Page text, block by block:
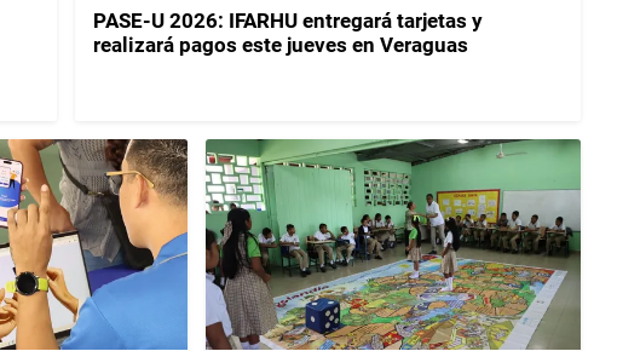
PASE-U 2026: IFARHU entregará tarjetas y
realizará pagos este jueves en Veraguas